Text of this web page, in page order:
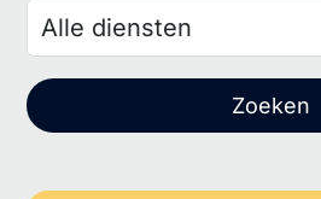
Zoeken